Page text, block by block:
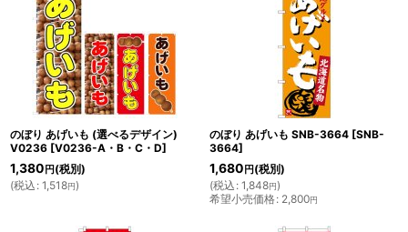
並び順:
のぼり あげいも (選べるデザイン)
V0236 [V0236-A・B・C・D]
1,380 円 (税別)
(税込 : 1,518円)
のぼり あげいも SNB-3664 [SNB-
3664]
1,680 円 (税別)
(税込 : 1,848円)
希望小売価格: 2,800円